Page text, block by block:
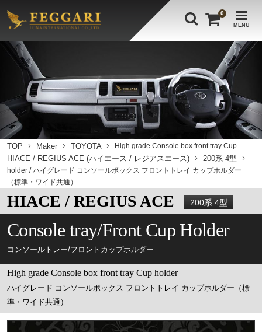
MENU
0
TOP Maker
TOYOTA
HIACE / REGIUS ACE (ハイエース / レジアスエース)
200系 4型
High grade Console box front tray Cup
holder / ハイグレード コンソールボックス フロントトレイ カップホルダー
（標準・ワイド共通）
HIACE / REGIUS ACE 200系 4型
Console tray/Front Cup Holder
コンソールトレー/フロントカップホルダー
High grade Console box front tray Cup holder
ハイグレード コンソールボックス フロントトレイ カップホルダー（標
準・ワイド共通）